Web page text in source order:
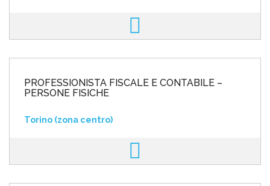
PROFESSIONISTA FISCALE E CONTABILE –
PERSONE FISICHE
Torino (zona centro)